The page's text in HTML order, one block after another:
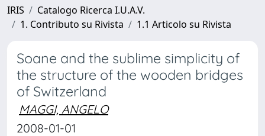
IRIS
Catalogo Ricerca I.U.A.V.
1. Contributo su Rivista
1.1 Articolo su Rivista
Soane and the sublime simplicity of
the structure of the wooden bridges
of Switzerland
MAGGI, ANGELO
2008-01-01